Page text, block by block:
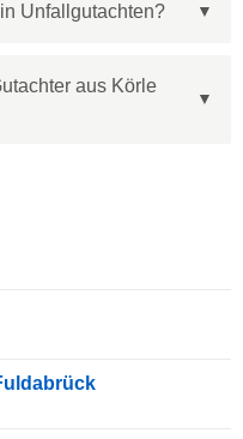
Unfallgutachten?
aus Körle